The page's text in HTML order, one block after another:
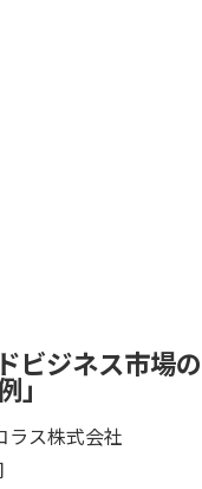
ビジネス市場
」
ラス株式会社